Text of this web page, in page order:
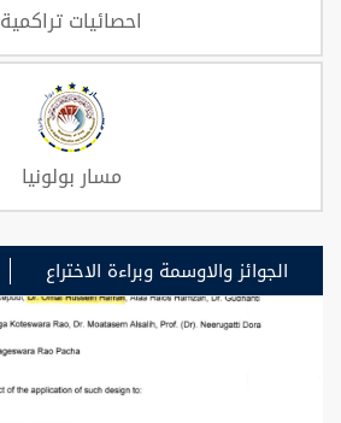
احصائيات تراكمية
مسار بولونيا
الجوائز والاوسمة وبراءة الاختراع